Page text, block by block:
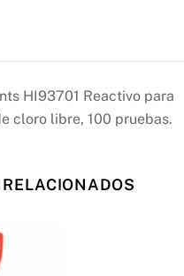
HI93701 Reactivo para
cloro libre, 100 pruebas.